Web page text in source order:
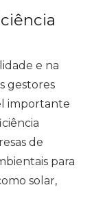
e na
gestores
importante
de
para
solar,